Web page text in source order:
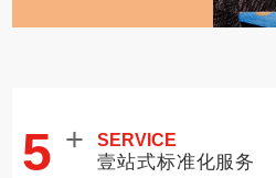
5 + SERVICE
壹站式标准化服务